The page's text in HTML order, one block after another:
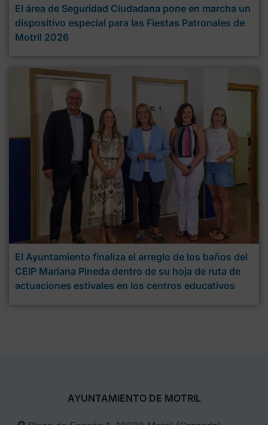
El área de Seguridad Ciudadana pone en marcha un
dispositivo especial para las Fiestas Patronales de
Motril 2026
El Ayuntamiento finaliza el arreglo de los baños del
CEIP Mariana Pineda dentro de su hoja de ruta de
actuaciones estivales en los centros educativos
AYUNTAMIENTO DE MOTRIL